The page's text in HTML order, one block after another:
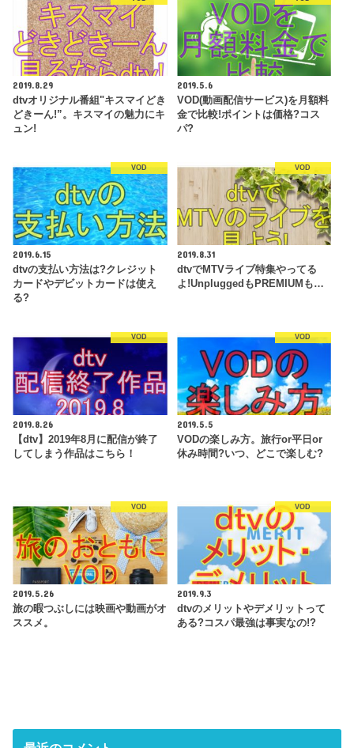
2019.8.29
dtvオリジナル番組"キスマイどき
どきーん!”。キスマイの魅力にキ
ュン!
2019.5.6
VOD(動画配信サービス)を月額料
金で比較!ポイントは価格?コス
パ?
VOD
2019.6.15
dtvの支払い方法は?クレジット
カードやデビットカードは使え
る?
VOD
2019.8.31
dtvでMTVライブ特集やってる
よ!UnpluggedもPREMIUMも…
VOD
2019.8.26
【dtv】2019年8月に配信が終了
してしまう作品はこちら！
VOD
2019.5.5
VODの楽しみ方。旅行or平日or
休み時間?いつ、どこで楽しむ?
VOD
2019.5.26
旅の暇つぶしには映画や動画がオ
ススメ。
VOD
2019.9.3
dtvのメリットやデメリットって
ある?コスパ最強は事実なの!?